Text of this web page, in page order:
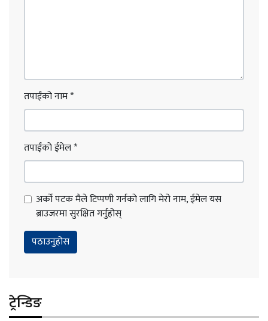
तपाईंको नाम*
तपाईंको ईमेल*
अर्को पटक मैले टिप्पणी गर्नको लागि मेरो नाम, ईमेल यस
ब्राउजरमा सुरक्षित गर्नुहोस्
ट्रेन्डिङ